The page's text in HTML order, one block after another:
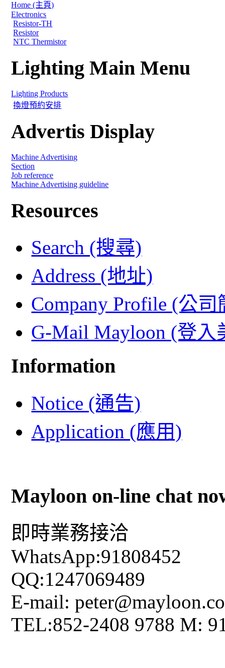
Home (主頁)
Electronics
Resistor-TH
Resistor
NTC Thermistor
Lighting Main Menu
Lighting Products
換燈預約安排
Advertis Display
Machine Advertising
Section
Job reference
Machine Advertising guideline
Resources
Search (搜尋)
Address (地址)
Company Profile (公司
G-Mail Mayloon (登入
Information
Notice (通告)
Application (應用)
Mayloon on-line chat
即時業務接洽
WhatsApp:91808452
QQ:1247069489
E-mail:
TEL:852-2408 9788 M: